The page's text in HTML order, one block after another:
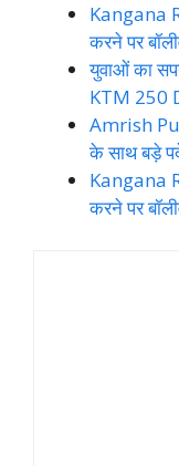
Kangana
करने पर
युवाओं का
KTM 250
Amrish
के साथ बड़े
Kangana
करने पर